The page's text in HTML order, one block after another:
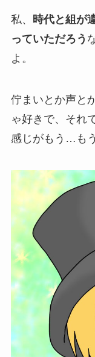
私、 時代と組が
っていただろう
よ。
佇まいとか声と
ゃ好きで、それ
感じがもう…も